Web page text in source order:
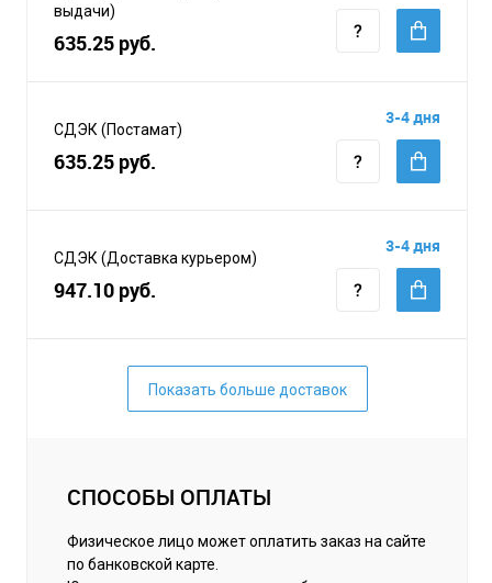
выдачи)
635.25 руб.
СДЭК (Постамат)
635.25 руб.
3-4 дня
СДЭК (Доставка курьером)
947.10 руб.
3-4 дня
Показать больше доставок
СПОСОБЫ ОПЛАТЫ
Физическое лицо может оплатить заказ на сайте
по банковской карте.